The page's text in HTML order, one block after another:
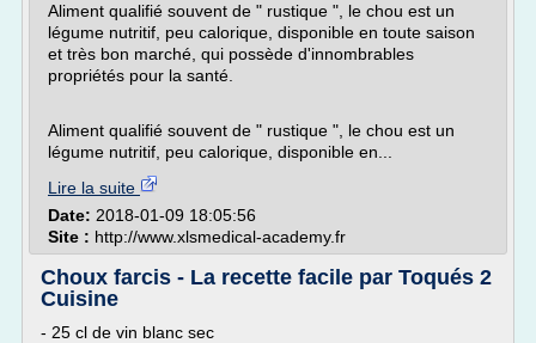
Aliment qualifié souvent de " rustique ", le chou est un
légume nutritif, peu calorique, disponible en toute saison
et très bon marché, qui possède d'innombrables
propriétés pour la santé.
Aliment qualifié souvent de " rustique ", le chou est un
légume nutritif, peu calorique, disponible en...
Lire la suite
Date: 2018-01-09 18:05:56
Site : http://www.xlsmedical-academy.fr
Choux farcis - La recette facile par Toqués 2
Cuisine
- 25 cl de vin blanc sec